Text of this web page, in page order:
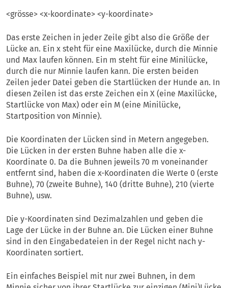
<grösse> <x-koordinate> <y-koordinate>
Das erste Zeichen in jeder Zeile gibt also die Größe der
Lücke an. Ein x steht für eine Maxilücke, durch die Minnie
und Max laufen können. Ein m steht für eine Minilücke,
durch die nur Minnie laufen kann. Die ersten beiden
Zeilen jeder Datei geben die Startlücken der Hunde an. In
diesen Zeilen ist das erste Zeichen ein X (eine Maxilücke,
Startlücke von Max) oder ein M (eine Minilücke,
Startposition von Minnie).
Die Koordinaten der Lücken sind in Metern angegeben.
Die Lücken in der ersten Buhne haben alle die x-
Koordinate 0. Da die Buhnen jeweils 70 m voneinander
entfernt sind, haben die x-Koordinaten die Werte 0 (erste
Buhne), 70 (zweite Buhne), 140 (dritte Buhne), 210 (vierte
Buhne), usw.
Die y-Koordinaten sind Dezimalzahlen und geben die
Lage der Lücke in der Buhne an. Die Lücken einer Buhne
sind in den Eingabedateien in der Regel nicht nach y-
Koordinaten sortiert.
Ein einfaches Beispiel mit nur zwei Buhnen, in dem